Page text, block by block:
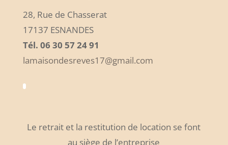
28, Rue de Chasserat
17137 ESNANDES
Tél. 06 30 57 24 91
lamaisondesreves17@gmail.com
Le retrait et la restitution de location se font
au siège de l’entreprise